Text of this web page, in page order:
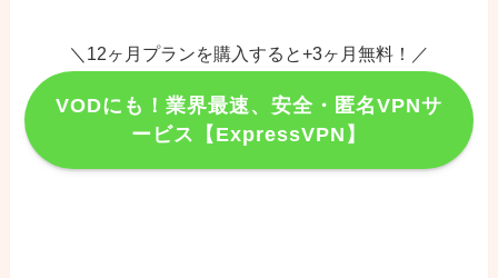
＼12ヶ月プランを購入すると+3ヶ月無料！／
VODにも！業界最速、安全・匿名VPNサ
ービス【ExpressVPN】